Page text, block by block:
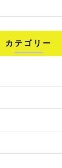
カテゴリー